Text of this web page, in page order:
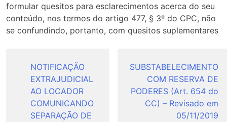
formular quesitos para esclarecimentos acerca do seu
conteúdo, nos termos do artigo 477, § 3º do CPC, não
se confundindo, portanto, com quesitos suplementares
Post
NOTIFICAÇÃO
EXTRAJUDICIAL
AO LOCADOR
COMUNICANDO
SEPARAÇÃO DE
SUBSTABELECIMENTO
COM RESERVA DE
PODERES (Art. 654 do
CC) – Revisado em
05/11/2019